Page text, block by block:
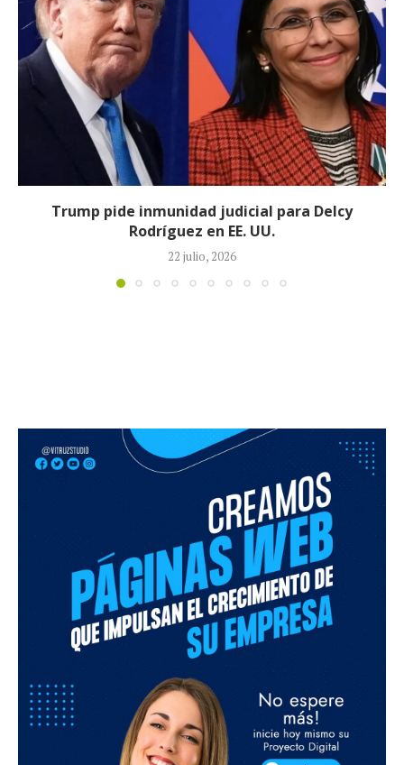
Johan Sebastián Durán, el colombiano que murió
durante operativo de ICE en...
14 julio, 2026